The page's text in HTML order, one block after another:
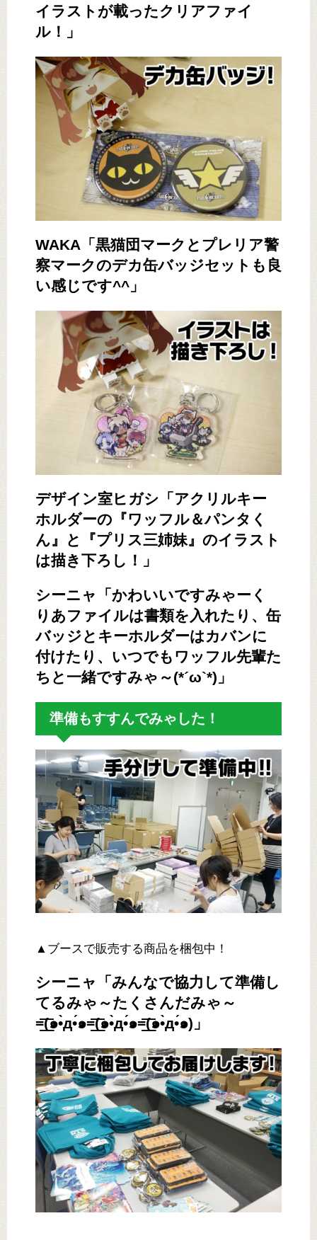
イラストが載ったクリアファイ
ル！」
WAKA「黒猫団マークとプレリア警
察マークのデカ缶バッジセットも良
い感じです^^」
デザイン室ヒガシ「アクリルキー
ホルダーの『ワッフル＆パンタく
ん』と『プリス三姉妹』のイラスト
は描き下ろし！」
シーニャ「かわいいですみゃーく
りあファイルは書類を入れたり、缶
バッジとキーホルダーはカバンに
付けたり、いつでもワッフル先輩た
ちと一緒ですみゃ～(*´ω`*)」
準備もすすんでみゃした！
▲ブースで販売する商品を梱包中！
シーニャ「みんなで協力して準備し
てるみゃ～たくさんだみゃ～
=͟͟͞͞(๑•̀д•́๑=͟͟͞͞(๑•̀д•́๑=͟͟͞͞(๑•̀д•́๑)」